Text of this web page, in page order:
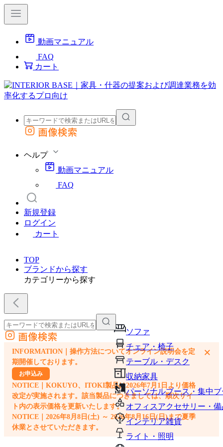
動画マニュアル
FAQ
カート
外部サイトの商品をカートに追加
画像検索
ヘルプ
動画マニュアル
FAQ
新規登録
ログイン
カート
TOP
ブランドから探す
カテゴリーから探す
ソファ
チェア・椅子
テーブル・デスク
収納家具
パーソナルブース・集中
オフィスアクセサリー・備
インテリア雑貨
ライト・照明
外部サイトの商品をカートに追加
他のサイトで見つけた商品ページのURLを貼り付けて、カートに追加できます
画像検索
INFORMATION｜操作方法についてオンライン説明会を定
期開催しております。
お申込み
NOTICE｜KOKUYO、ITOKI製品は2026年7月1日より価格
改定が実施されます。該当製品につきましては、順次サイ
ト内の表示価格を更新いたします。
NOTICE｜2026年8月8日(土) ～ 2026年8月16日(日)まで夏季
休業とさせていただきます。
×